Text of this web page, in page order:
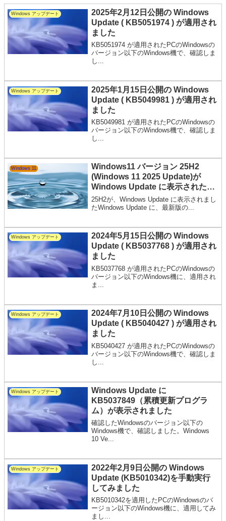
Windows アップデート
2025年2月12日公開の Windows
Update ( KB5051974 ) が適用され
ました
KB5051974 が適用されたPCのWindowsの
バージョン以下のWindows機で、確認しま
し...
Windows アップデート
2025年1月15日公開の Windows
Update ( KB5049981 ) が適用され
ました
KB5049981 が適用されたPCのWindowsの
バージョン以下のWindows機で、確認しま
し...
Windows 11
Windows11 バージョン 25H2
(Windows 11 2025 Update)が
Windows Update に表示されたの
で、インストールしてみました
25H2が、Windows Update に表示されまし
たWindows Update に、最新版の...
Windows アップデート
2024年5月15日公開の Windows
Update ( KB5037768 ) が適用され
ました
KB5037768 が適用されたPCのWindowsの
バージョン以下のWindows機に、適用され
ま...
Windows アップデート
2024年7月10日公開の Windows
Update ( KB5040427 ) が適用され
ました
KB5040427 が適用されたPCのWindowsの
バージョン以下のWindows機で、確認しま
し...
Windows アップデート
Windows Update に
KB5037849（累積更新プログラ
ム）が表示されました
確認したWindowsのバージョン以下の
Windows機で、確認しました。Windows
10 Ve...
Windows アップデート
2022年2月9日公開の Windows
Update (KB5010342)を手動実行
してみました
KB5010342を適用したPCのWindowsのバ
ージョン以下のWindows機に、適用してみ
まし...